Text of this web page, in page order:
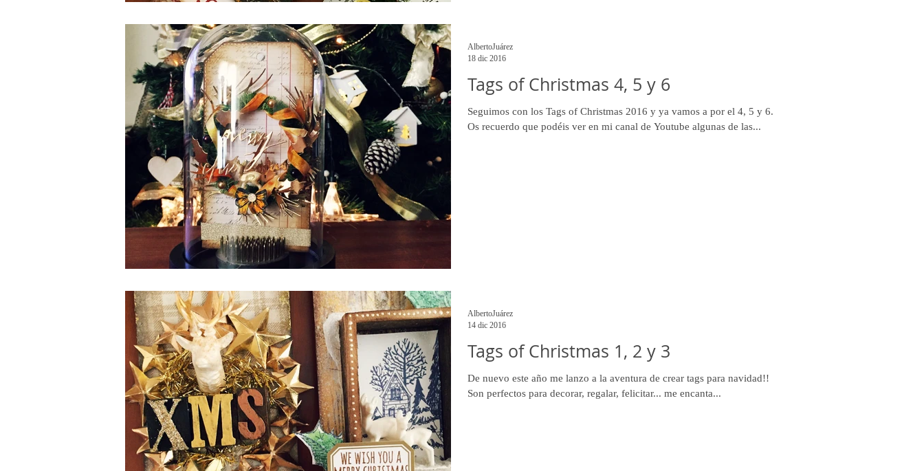
Tags of Christmas 4, 5 y 6
Seguimos con los Tags of Christmas 2016 y ya vamos a por el 4, 5 y 6.
Os recuerdo que podéis ver en mi canal de Youtube algunas de las...
AlbertoJuárez
18 dic 2016
Tags of Christmas 1, 2 y 3
De nuevo este año me lanzo a la aventura de crear tags para navidad!!
Son perfectos para decorar, regalar, felicitar... me encanta...
AlbertoJuárez
14 dic 2016